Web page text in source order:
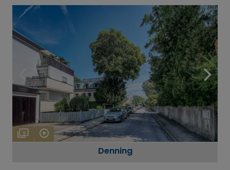
9
Denning